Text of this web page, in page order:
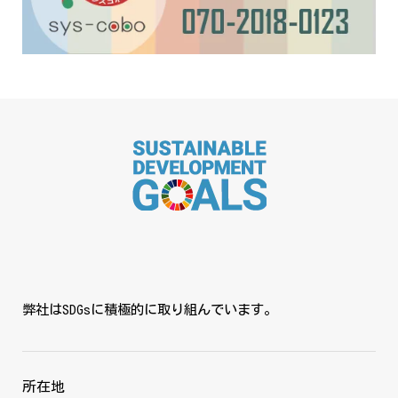
弊社はSDGsに積極的に取り組んでいます。
所在地